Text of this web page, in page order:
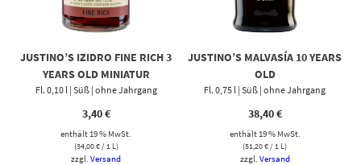
JUSTINO’S IZIDRO FINE RICH 3
YEARS OLD MINIATUR
Fl. 0,10 l | Süß | ohne Jahrgang
3,40€
enthält 19 % MwSt.
(34,00€/ 1 L)
zzgl.Versand
JUSTINO’S MALVASÍA 10 YEARS
OLD
Fl. 0,75 l | Süß | ohne Jahrgang
38,40€
enthält 19 % MwSt.
(51,20€/ 1 L)
zzgl. Versand